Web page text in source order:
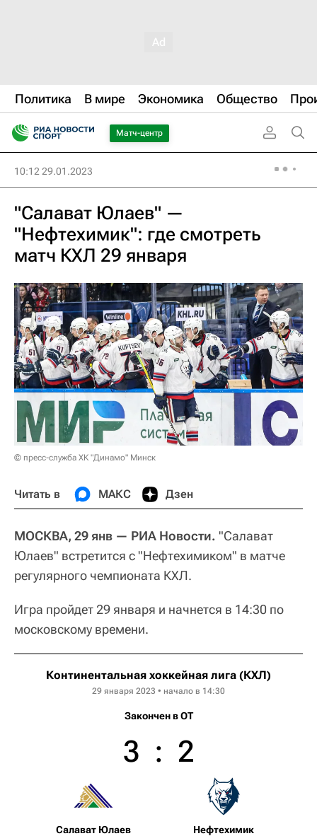
Политика В мире Экономика Общество
Матч-центр
10:12 29.01.2023
"Салават Юлаев" —
"Нефтехимик": где смотреть
матч КХЛ 29 января
© пресс-служба ХК "Динамо" Минск
Читать в МАКС Дзен
МОСКВА, 29 янв — РИА Новости. "Салават
Юлаев" встретится с "Нефтехимиком" в матче
регулярного чемпионата КХЛ.
Игра пройдет 29 января и начнется в 14:30 по
московскому времени.
Континентальная хоккейная лига (КХЛ)
29 января 2023 • начало в 14:30
Закончен в OT
Салават Юлаев
3 : 2
Нефтехимик